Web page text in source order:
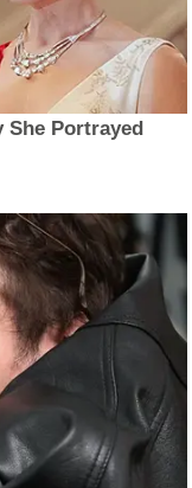
She Portrayed